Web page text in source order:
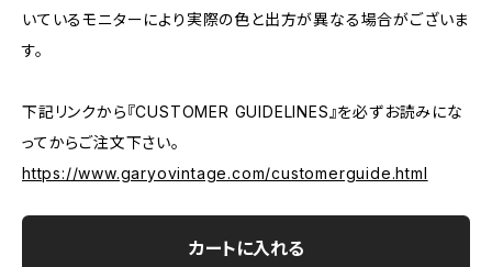
いているモニターにより実際の色と出方が異なる場合がございま
す。
下記リンクから『CUSTOMER GUIDELINES』を必ずお読みにな
ってからご注文下さい。
https://www.garyovintage.com/customerguide.html
カートに入れる